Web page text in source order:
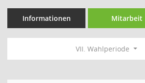
Informationen Mitarbeit
VII. Wahlperiode